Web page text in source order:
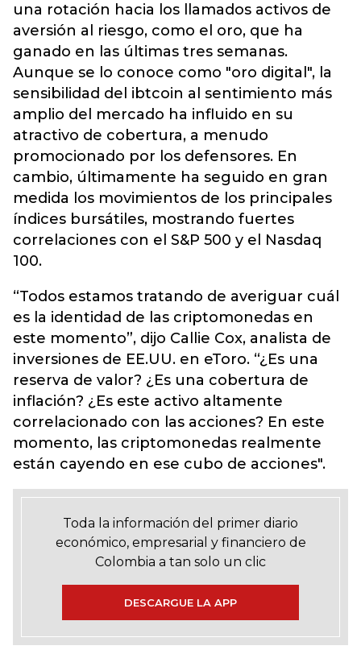
una rotación hacia los llamados activos de
aversión al riesgo, como el oro, que ha
ganado en las últimas tres semanas.
Aunque se lo conoce como "oro digital", la
sensibilidad del ibtcoin al sentimiento más
amplio del mercado ha influido en su
atractivo de cobertura, a menudo
promocionado por los defensores. En
cambio, últimamente ha seguido en gran
medida los movimientos de los principales
índices bursátiles, mostrando fuertes
correlaciones con el S&P 500 y el Nasdaq
100.
“Todos estamos tratando de averiguar cuál
es la identidad de las criptomonedas en
este momento”, dijo Callie Cox, analista de
inversiones de EE.UU. en eToro. “¿Es una
reserva de valor? ¿Es una cobertura de
inflación? ¿Es este activo altamente
correlacionado con las acciones? En este
momento, las criptomonedas realmente
están cayendo en ese cubo de acciones".
Toda la información del primer diario
económico, empresarial y financiero de
Colombia a tan solo un clic
DESCARGUE LA APP